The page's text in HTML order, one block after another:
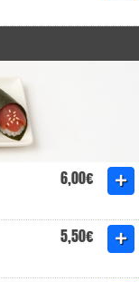
6,00€
5,50€